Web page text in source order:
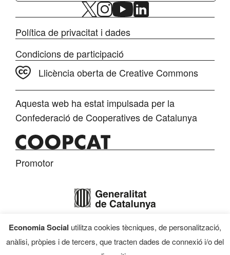
Política de privacitat i dades
Condicions de participació
Llicència oberta de Creative Commons
Aquesta web ha estat impulsada per la
Confederació de Cooperatives de Catalunya
Promotor
Finançament
Economia Social utilitza cookies tècniques, de personalització,
anàlisi, pròpies i de tercers, que tracten dades de connexió i/o del